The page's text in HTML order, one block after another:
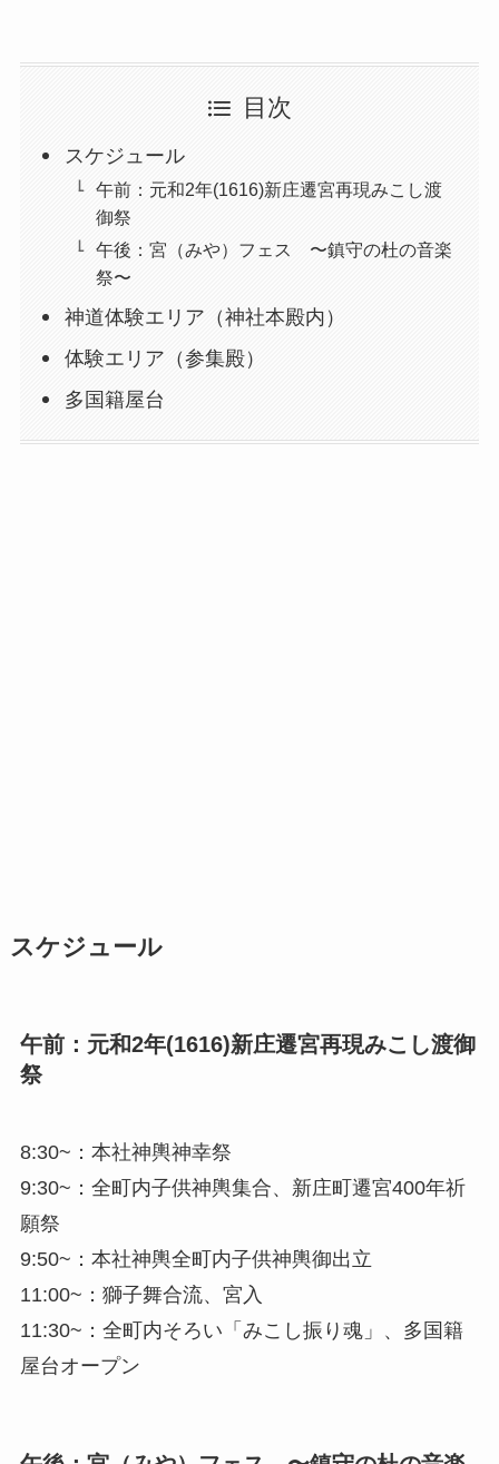
目次
スケジュール
午前：元和2年(1616)新庄遷宮再現みこし渡
御祭
午後：宮（みや）フェス 〜鎮守の杜の音楽
祭〜
神道体験エリア（神社本殿内）
体験エリア（参集殿）
多国籍屋台
スケジュール
午前：元和2年(1616)新庄遷宮再現みこし渡御
祭
8:30~：本社神輿神幸祭
9:30~：全町内子供神輿集合、新庄町遷宮400年祈
願祭
9:50~：本社神輿全町内子供神輿御出立
11:00~：獅子舞合流、宮入
11:30~：全町内そろい「みこし振り魂」、多国籍
屋台オープン